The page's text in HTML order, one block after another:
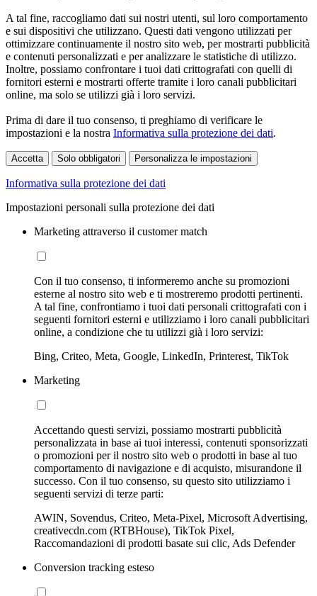
A tal fine, raccogliamo dati sui nostri utenti, sul loro comportamento
e sui dispositivi che utilizzano. Questi dati vengono utilizzati per
ottimizzare continuamente il nostro sito web, per mostrarti pubblicità
e contenuti personalizzati e per analizzare le statistiche di utilizzo.
Inoltre, possiamo confrontare i tuoi dati crittografati con quelli di
fornitori esterni e mostrarti offerte tramite i loro canali pubblicitari
online, ma solo se utilizzi già i loro servizi.
Prima di dare il tuo consenso, ti preghiamo di verificare le
impostazioni e la nostra Informativa sulla protezione dei dati.
Accetta Solo obbligatori Personalizza le impostazioni
Informativa sulla protezione dei dati
Impostazioni personali sulla protezione dei dati
Marketing attraverso il customer match
Con il tuo consenso, ti informeremo anche su promozioni
esterne al nostro sito web e ti mostreremo prodotti pertinenti.
A tal fine, confrontiamo i tuoi dati personali crittografati con i
seguenti fornitori esterni e utilizziamo i loro canali pubblicitari
online, a condizione che tu utilizzi già i loro servizi:
Bing, Criteo, Meta, Google, LinkedIn, Printerest, TikTok
Marketing
Accettando questi servizi, possiamo mostrarti pubblicità
personalizzata in base ai tuoi interessi, contenuti sponsorizzati
o promozioni per il nostro sito web o prodotti in base al tuo
comportamento di navigazione e di acquisto, misurandone il
successo. Con il tuo consenso, su questo sito utilizziamo i
seguenti servizi di terze parti:
AWIN, Sovendus, Criteo, Meta-Pixel, Microsoft Advertising,
creativecdn.com (RTBHouse), TikTok Pixel,
Raccomandazioni di prodotti basate sui clic, Ads Defender
Conversion tracking esteso